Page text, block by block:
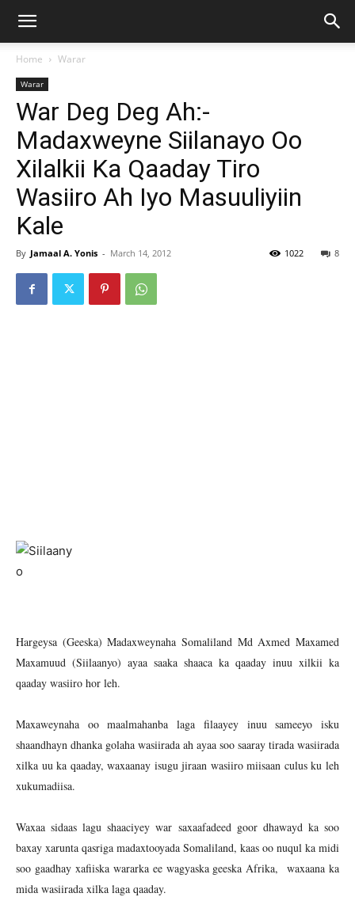
Home Warar
Warar
War Deg Deg Ah:-
Madaxweyne Siilanayo Oo
Xilalkii Ka Qaaday Tiro
Wasiiro Ah Iyo Masuuliyiin
Kale
By Jamaal A. Yonis - March 14, 2012 8
1022
Hargeysa (Geeska) Madaxweynaha Somaliland Md Axmed Maxamed
Maxamuud (Siilaanyo) ayaa saaka shaaca ka qaaday inuu xilkii ka
qaaday wasiiro hor leh.
Maxaweynaha oo maalmahanba laga filaayey inuu sameeyo isku
shaandhayn dhanka golaha wasiirada ah ayaa soo saaray tirada wasiirada
xilka uu ka qaaday, waxaanay isugu jiraan wasiiro miisaan culus ku leh
xukumadiisa.
Waxaa sidaas lagu shaaciyey war saxaafadeed goor dhawayd ka soo
baxay xarunta qasriga madaxtooyada Somaliland, kaas oo nuqul ka midi
soo gaadhay xafiiska wararka ee wagyaska geeska Afrika, waxaana ka
mida wasiirada xilka laga qaaday.